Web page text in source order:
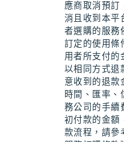
應商取消預訂
消且收到本平
者選購的服務
訂定的使用條
用者所支付的
以相同方式退
意收到的退款
時間、匯率、
務公司的手續
初付款的金額
款流程，請